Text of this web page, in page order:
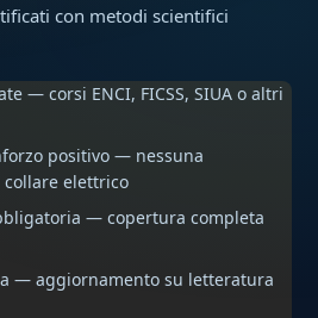
con metodi scientifici
— corsi ENCI, FICSS, SIUA o altri
positivo — nessuna
collare elettrico
— copertura completa
— aggiornamento su letteratura